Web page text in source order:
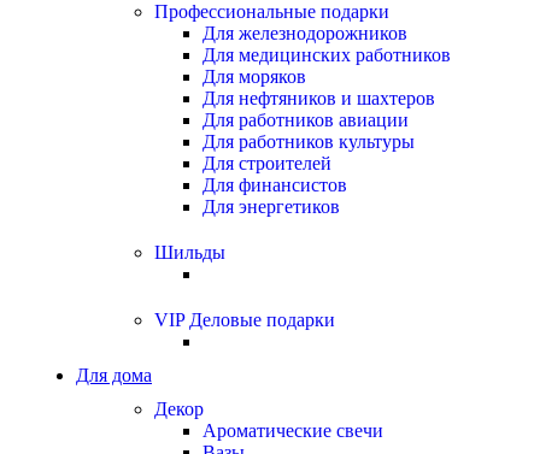
Профессиональные подарки
Для железнодорожников
Для медицинских работников
Для моряков
Для нефтяников и шахтеров
Для работников авиации
Для работников культуры
Для строителей
Для финансистов
Для энергетиков
Шильды
VIP Деловые подарки
Для дома
Декор
Ароматические свечи